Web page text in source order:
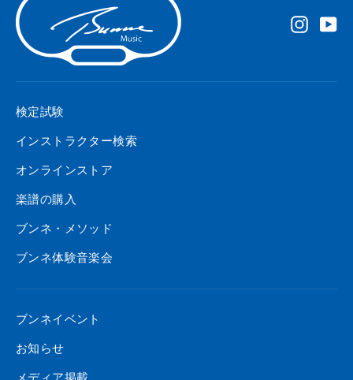
検定試験
インストラクター検索
オンラインストア
楽譜の購入
ブンネ・メソッド
ブンネ体験音楽会
ブンネイベント
お知らせ